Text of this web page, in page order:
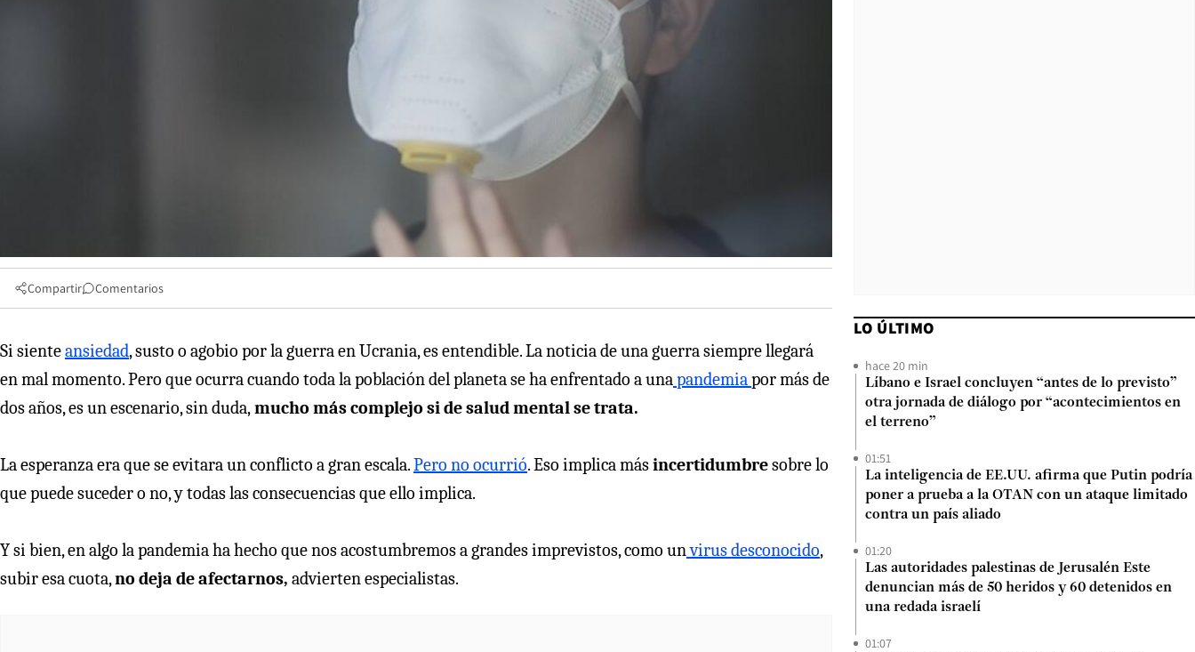
Compartir Comentarios
Si sienteansiedad, susto o agobio por la guerra en Ucrania, es entendible. La noticia de una guerra siempre llegará
en mal momento. Pero que ocurra cuando toda la población del planeta se ha enfrentado a unapandemiapor más de
dos años, es un escenario, sin duda,mucho más complejo si de salud mental se trata.
La esperanza era que se evitara un conflicto a gran escala.Pero no ocurrió. Eso implica másincertidumbresobre lo
que puede suceder o no, y todas las consecuencias que ello implica.
Y si bien, en algo la pandemia ha hecho que nos acostumbremos a grandes imprevistos, como unvirus desconocido,
subir esa cuota,no deja de afectarnos, advierten especialistas.
LO ÚLTIMO
hace 20 min
Líbano e Israel concluyen “antes de lo previsto”
otra jornada de diálogo por “acontecimientos en
el terreno”
01:51
La inteligencia de EE.UU. afirma que Putin podría
poner a prueba a la OTAN con un ataque limitado
contra un país aliado
01:20
Las autoridades palestinas de Jerusalén Este
denuncian más de 50 heridos y 60 detenidos en
una redada israelí
01:07